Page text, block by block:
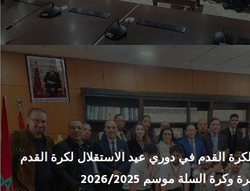
القدم في دوري عيد الاستقلال لكرة القدم
السلة موسم 2026/2025